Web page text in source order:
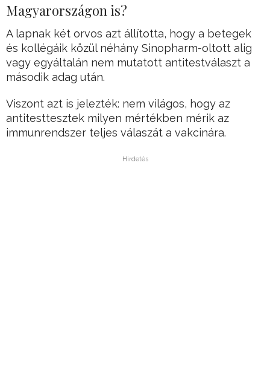
Magyarországon is?
A lapnak két orvos azt állította, hogy a betegek
és kollégáik közül néhány Sinopharm-oltott alig
vagy egyáltalán nem mutatott antitestválaszt a
második adag után.
Viszont azt is jelezték: nem világos, hogy az
antitesttesztek milyen mértékben mérik az
immunrendszer teljes válaszát a vakcinára.
Hirdetés